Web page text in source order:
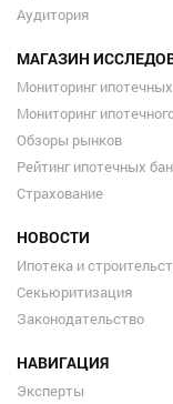
Аудитория
МАГАЗИН
Мониторинг
Мониторинг
Обзоры рынков
Рейтинг ипотечных
Страхование
НОВОСТИ
Ипотека и
Секьюритизация
Законодательство
НАВИГАЦИЯ
Эксперты